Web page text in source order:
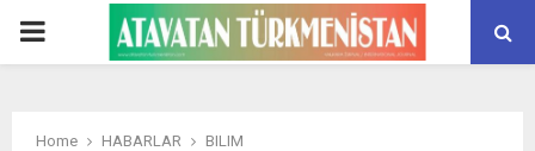
PRIMARY
Home HABARLAR
BILIM